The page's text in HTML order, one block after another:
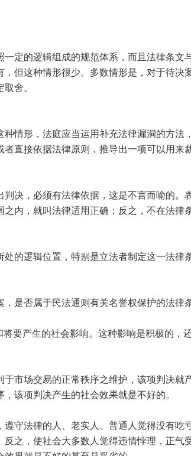
定的逻辑组成的规范体系，而且法律条文
但这种情形很少。多数情形是，对于待决
舍。
情形，法庭应当运用补充法律漏洞的方法
直接依据法律原则，推导出一项可以用来
决，必须有法律依据，这是不言而喻的。
内，就叫法律适用正确；反之，不在法律
的逻辑位置，特别是立法者制定这一法律
是否属于民法通则有关名誉权保护的法律
要产生的社会影响。这种影响是积极的，
市场交易的正常秩序之维护，该项判决就
该项判决产生的社会效果就是不好的。
守法律的人、老实人、普通人觉得没有吃
之，使社会大多数人觉得违情悖理，正气